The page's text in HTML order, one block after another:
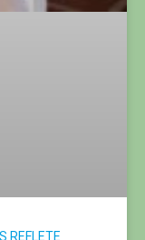
REFLETE